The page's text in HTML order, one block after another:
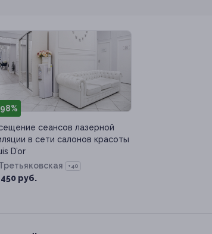
сеансов лазерной
в сети салонов красоты
D’or
+40
руб.